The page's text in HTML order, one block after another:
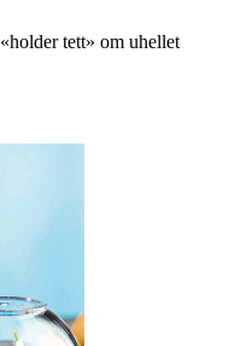
tett» om uhellet